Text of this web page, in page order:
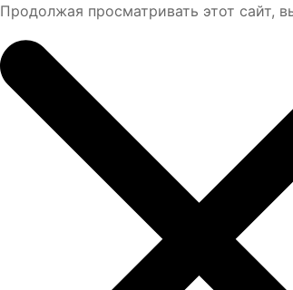
Продолжая просматривать этот сайт,